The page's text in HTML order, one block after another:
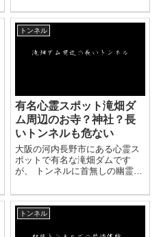
ネタに訪れてみることにしたそ
うです。 友人...
トンネル
有名心霊スポット滝畑ダ
ム周辺のお寺？神社？長
いトンネルも危ない
大阪の河内長野市にある心霊ス
ポットで有名な滝畑ダムです
が、 トンネルに首無しの幽霊が
ションを鳴らすと、 老婆がすご
いスピードでほふく前進して追
いかけてくるなどは、 有名なス
トンネル